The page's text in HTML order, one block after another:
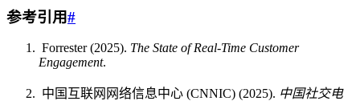
参考引用#
Forrester (2025). The State of Real-Time Customer
Engagement.
中国互联网网络信息中心 (CNNIC) (2025). 中国社交电